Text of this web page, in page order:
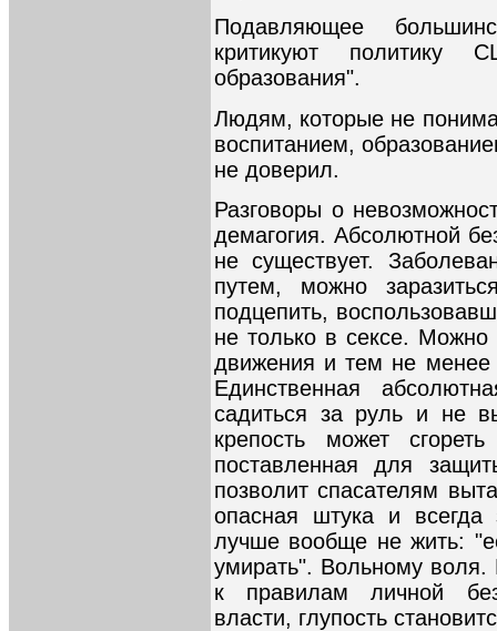
Подавляющее
критикуют политику
образования".
Людям, которые не
воспитанием,
не доверил.
Разговоры о
демагогия. Абсолютной
не существует.
путем, можно
подцепить,
не только в сексе. Можно
движения и тем не менее
Единственная
садиться за руль и не
крепость может
поставленная для
позволит спасателям
опасная штука и всегда
лучше вообще не жить:
умирать". Вольному воля.
к правилам личной
власти, глупость